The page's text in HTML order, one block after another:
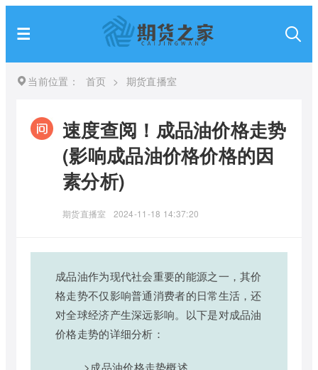
当前位置： 首页 > 期货直播室
速度查阅！成品油价格走势
(影响成品油价格价格的因
素分析)
期货直播室 2024-11-18 14:37:20
成品油作为现代社会重要的能源之一，其价
格走势不仅影响普通消费者的日常生活，还
对全球经济产生深远影响。以下是对成品油
价格走势的详细分析：
>成品油价格走势概述